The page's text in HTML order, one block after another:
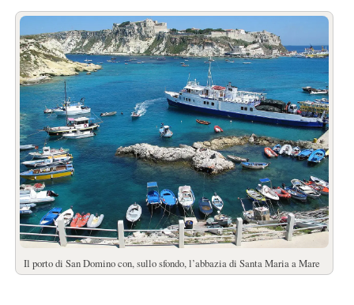
Il porto di San Domino con, sullo sfondo, l’abbazia di Santa Maria a Mare